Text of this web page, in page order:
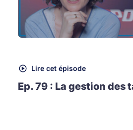
Lire cet épisode
Ep. 79 : La gestion des